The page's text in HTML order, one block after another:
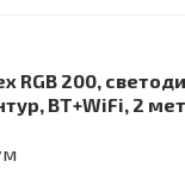
RGB 200,
BT+WiFi, 2